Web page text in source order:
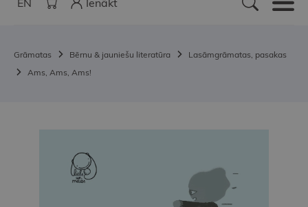
EN Ienākt
Grāmatas Bērnu & jauniešu literatūra
Lasāmgrāmatas, pasakas
Ams, Ams, Ams!